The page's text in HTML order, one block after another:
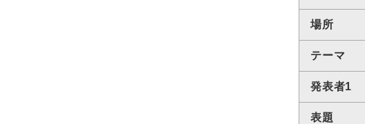
場所
テーマ
発表者1
表題